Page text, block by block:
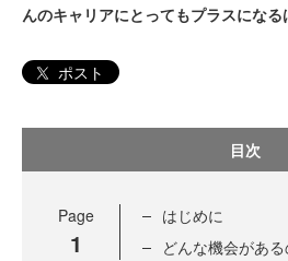
んのキャリアにとってもプラスになる
ポスト
目次
Page
1
はじめに
どんな機会があ